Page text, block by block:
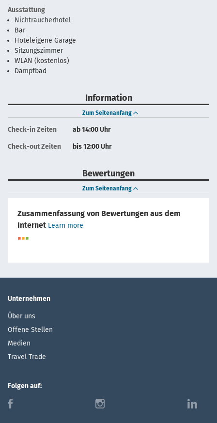
Ausstattung
Nichtraucherhotel
Bar
Hoteleigene Garage
Sitzungszimmer
WLAN (kostenlos)
Dampfbad
Information
Zum Seitenanfang
Check-in Zeiten ab 14:00 Uhr
Check-out Zeiten bis 12:00 Uhr
Bewertungen
Zum Seitenanfang
Zusammenfassung von Bewertungen aus dem
Internet Learn more
Unternehmen
Über uns
Offene Stellen
Medien
Travel Trade
Folgen auf:
f i l